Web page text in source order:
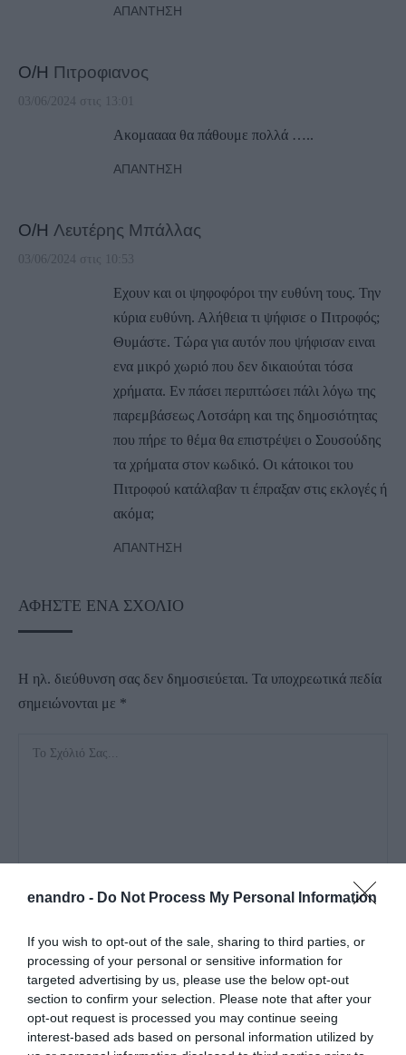
enandro - Do Not Process My Personal Information
If you wish to opt-out of the sale, sharing to third parties, or
processing of your personal or sensitive information for
targeted advertising by us, please use the below opt-out
section to confirm your selection. Please note that after your
opt-out request is processed you may continue seeing
interest-based ads based on personal information utilized by
ΑΠΆΝΤΗΣΗ
Ο/Η Πιτροφιανος
03/06/2024 στις 13:01
Ακομαααα θα πάθουμε πολλά …..
ΑΠΆΝΤΗΣΗ
Ο/Η Λευτέρης Μπάλλας
03/06/2024 στις 10:53
Εχουν και οι ψηφοφόροι την ευθύνη τους. Την
κύρια ευθύνη. Αλήθεια τι ψήφισε ο Πιτροφός;
Θυμάστε. Τώρα για αυτόν που ψήφισαν ειναι
ενα μικρό χωριό που δεν δικαιούται τόσα
χρήματα. Εν πάσει περιπτώσει πάλι λόγω της
παρεμβάσεως Λοτσάρη και της δημοσιότητας
που πήρε το θέμα θα επιστρέψει ο Σουσούδης
τα χρήματα στον κωδικό. Οι κάτοικοι του
Πιτροφού κατάλαβαν τι έπραξαν στις εκλογές ή
ακόμα;
ΑΠΆΝΤΗΣΗ
ΑΦΉΣΤΕ ΈΝΑ ΣΧΌΛΙΟ
Η ηλ. διεύθυνση σας δεν δημοσιεύεται. Τα υποχρεωτικά πεδία
σημειώνονται με *
Αποθήκευσε το όνομά μου, email, και τον ιστότοπο μου σε